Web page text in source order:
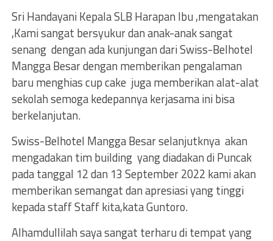
Sri Handayani Kepala SLB Harapan Ibu ,mengatakan
,Kami sangat bersyukur dan anak-anak sangat
senang dengan ada kunjungan dari Swiss-Belhotel
Mangga Besar dengan memberikan pengalaman
baru menghias cup cake juga memberikan alat-alat
sekolah semoga kedepannya kerjasama ini bisa
berkelanjutan.
Swiss-Belhotel Mangga Besar selanjutknya akan
mengadakan tim building yang diadakan di Puncak
pada tanggal 12 dan 13 September 2022 kami akan
memberikan semangat dan apresiasi yang tinggi
kepada staff Staff kita,kata Guntoro.
Alhamdullilah saya sangat terharu di tempat yang